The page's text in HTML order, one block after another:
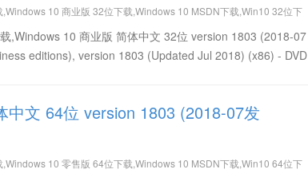
10 商业版 32位下载,Windows 10 MSDN下载,Win10 32位下
,Windows 10 商业版 简体中文 32位 version 1803 (2018-07
editions), version 1803 (Updated Jul 2018) (x86) - DVD
中文 64位 version 1803 (2018-07发
10 零售版 64位下载,Windows 10 MSDN下载,Win10 64位下